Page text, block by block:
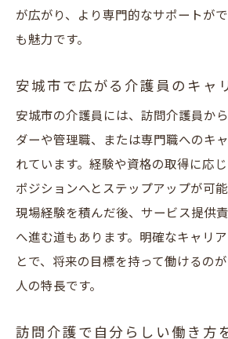
が広がり、より専門的なサポートが
も魅力です。
安城市で広がる介護員のキャ
安城市の介護員には、訪問介護員か
ダーや管理職、または専門職へのキ
れています。経験や資格の取得に応
ポジションへとステップアップが可能
現場経験を積んだ後、サービス提供
へ進む道もあります。明確なキャリ
とで、将来の目標を持って働けるの
人の特長です。
訪問介護で自分らしい働き方